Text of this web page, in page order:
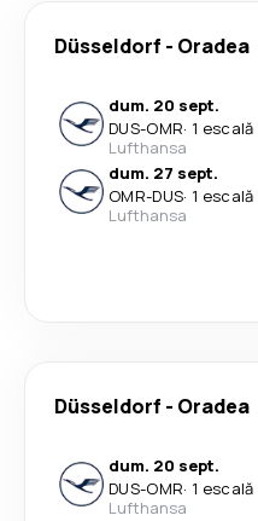
Düsseldorf - Oradea
dum. 20 sept.
DUS-OMR· 1 escală
Lufthansa
dum. 27 sept.
OMR-DUS· 1 escală
Lufthansa
Düsseldorf - Oradea
dum. 20 sept.
DUS-OMR· 1 escală
Lufthansa